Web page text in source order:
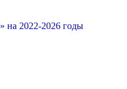
на 2022-2026 годы